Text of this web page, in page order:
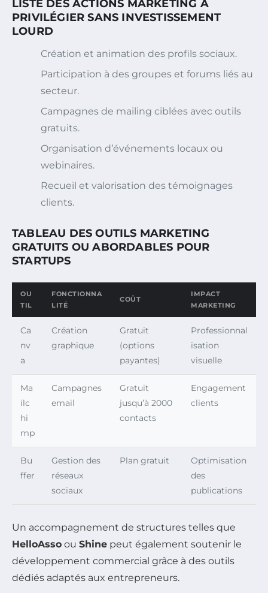
LISTE DES ACTIONS MARKETING À
PRIVILÉGIER SANS INVESTISSEMENT
LOURD
Création et animation des profils sociaux.
Participation à des groupes et forums liés au
secteur.
Campagnes de mailing ciblées avec outils
gratuits.
Organisation d’événements locaux ou
webinaires.
Recueil et valorisation des témoignages
clients.
TABLEAU DES OUTILS MARKETING
GRATUITS OU ABORDABLES POUR
STARTUPS
OU
TIL
FONCTIONNA
LITÉ
COÛT
IMPACT
MARKETING
Ca
nv
a
Création
graphique
Gratuit
(options
payantes)
Professionnal
isation
visuelle
Ma
ilc
hi
mp
Campagnes
email
Gratuit
jusqu’à 2000
contacts
Engagement
clients
Bu
ffer
Gestion des
réseaux
sociaux
Plan gratuit
Optimisation
des
publications
Un accompagnement de structures telles que
HelloAsso ou Shine peut également soutenir le
développement commercial grâce à des outils
dédiés adaptés aux entrepreneurs.